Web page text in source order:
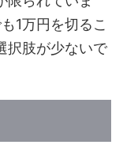
1万円を切るこ
択肢が少ないで